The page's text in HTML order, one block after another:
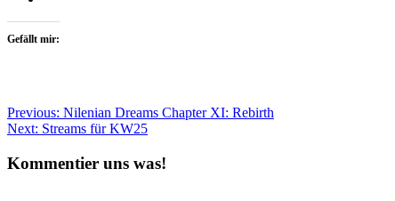
Gefällt mir:
Beitragsnavigation
Previous: Nilenian Dreams Chapter XI: Rebirth
Next: Streams für KW25
Kommentier uns was!